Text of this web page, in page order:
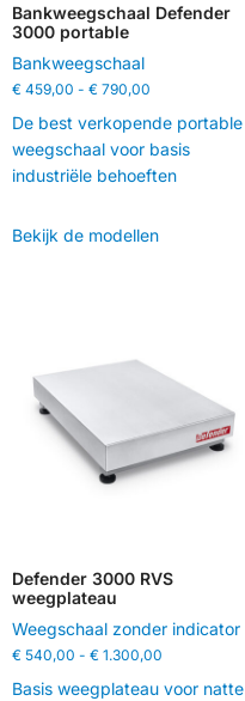
Bankweegschaal Defender
3000 portable
Bankweegschaal
€ 459,00 - € 790,00
De best verkopende portable
weegschaal voor basis
industriële behoeften
Bekijk de modellen
Defender 3000 RVS
weegplateau
Weegschaal zonder indicator
€ 540,00 - € 1.300,00
Basis weegplateau voor natte